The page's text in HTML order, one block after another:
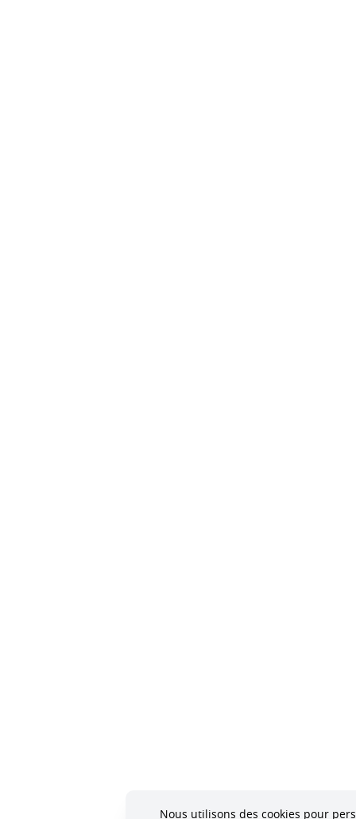
Nous utilisons des cookies pour